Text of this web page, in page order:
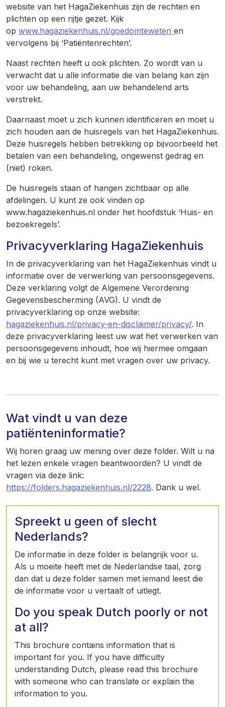
website van het HagaZiekenhuis zijn de rechten en
plichten op een rijtje gezet. Kijk
op www.hagaziekenhuis.nl/goedomteweten en
vervolgens bij ‘Patiëntenrechten’.
Naast rechten heeft u ook plichten. Zo wordt van u
verwacht dat u alle informatie die van belang kan zijn
voor uw behandeling, aan uw behandelend arts
verstrekt.
Daarnaast moet u zich kunnen identificeren en moet u
zich houden aan de huisregels van het HagaZiekenhuis.
Deze huisregels hebben betrekking op bijvoorbeeld het
betalen van een behandeling, ongewenst gedrag en
(niet) roken.
De huisregels staan of hangen zichtbaar op alle
afdelingen. U kunt ze ook vinden op
www.hagaziekenhuis.nl onder het hoofdstuk ‘Huis- en
bezoekregels’.
Privacyverklaring HagaZiekenhuis
In de privacyverklaring van het HagaZiekenhuis vindt u
informatie over de verwerking van persoonsgegevens.
Deze verklaring volgt de Algemene Verordening
Gegevensbescherming (AVG). U vindt de
privacyverklaring op onze website:
hagaziekenhuis.nl/privacy-en-disclaimer/privacy/. In
deze privacyverklaring leest uw wat het verwerken van
persoonsgegevens inhoudt, hoe wij hiermee omgaan
en bij wie u terecht kunt met vragen over uw privacy.
Wat vindt u van deze
patiënteninformatie?
Wij horen graag uw mening over deze folder. Wilt u na
het lezen enkele vragen beantwoorden? U vindt de
vragen via deze link:
https://folders.hagaziekenhuis.nl/2228. Dank u wel.
Spreekt u geen of slecht
Nederlands?
De informatie in deze folder is belangrijk voor u.
Als u moeite heeft met de Nederlandse taal, zorg
dan dat u deze folder samen met iemand leest die
de informatie voor u vertaalt of uitlegt.
Do you speak Dutch poorly or not
at all?
This brochure contains information that is
important for you. If you have difficulty
understanding Dutch, please read this brochure
with someone who can translate or explain the
information to you.